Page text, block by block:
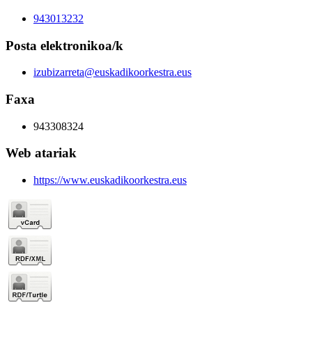
943013232
Posta elektronikoa/k
izubizarreta@euskadikoorkestra.eus
Faxa
943308324
Web atariak
https://www.euskadikoorkestra.eus